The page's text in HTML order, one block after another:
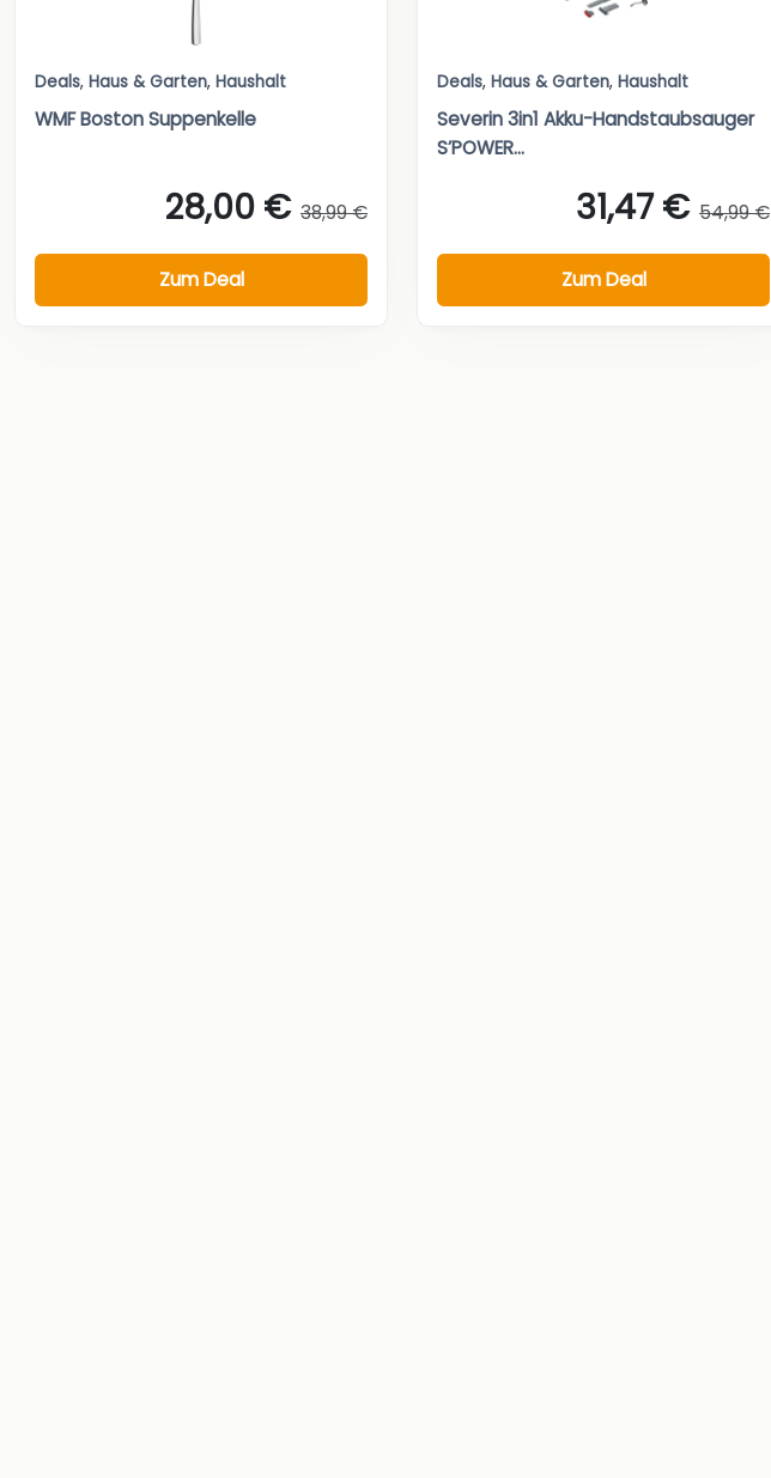
Deals, Haus & Garten, Haushalt
WMF Boston Suppenkelle
28,00 € 38,99 €
Zum Deal
Deals, Haus & Garten, Haushalt
Severin 3in1 Akku-Handstaubsauger
S’POWER...
31,47 € 54,99 €
Zum Deal